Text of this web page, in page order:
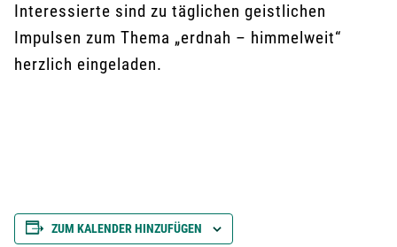
Interessierte sind zu täglichen geistlichen
Impulsen zum Thema „erdnah – himmelweit“
herzlich eingeladen.
ZUM KALENDER HINZUFÜGEN